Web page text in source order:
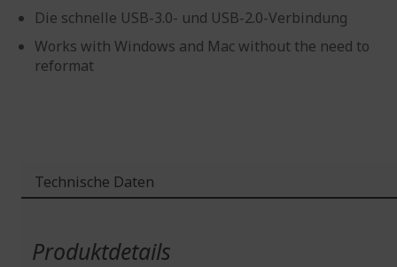
Die schnelle USB-3.0- und USB-2.0-Verbindung
Works with Windows and Mac without the need to
reformat
Technische Daten
Produktdetails